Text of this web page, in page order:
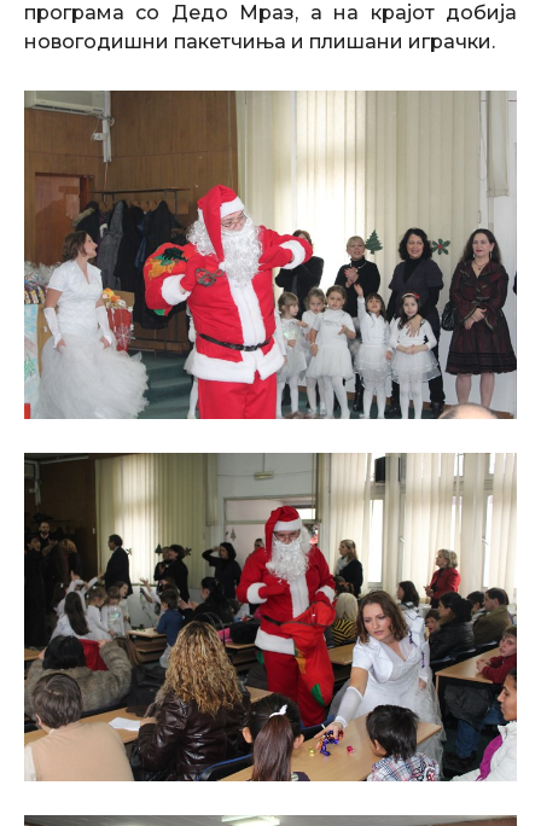
програма со Дедо Мраз, а на крајот добија
новогодишни пакетчиња и плишани играчки.